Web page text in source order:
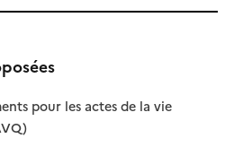
pour les actes de la vie
disponible
non disponible